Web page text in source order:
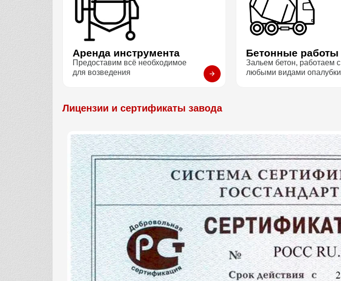
Аренда инструмента
Предоставим всё необходимое
для возведения
Бетонные работы
Зальем бетон, работаем с
любыми видами опалубки
Лицензии и сертификаты завода